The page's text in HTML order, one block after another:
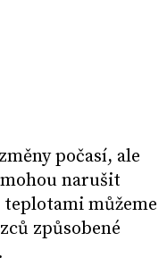
počasí, ale
narušit
můžeme
způsobené